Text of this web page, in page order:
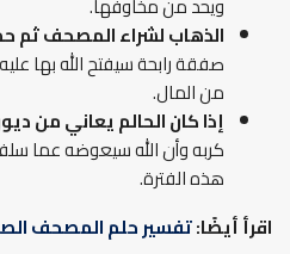
ويحد من مخاوفها.
الذهاب لشراء المصحف ثم
صفقة رابحة سيفتح الله بها
من المال.
إذا كان الحالم يعاني من
كربه وأن الله سيعوضه عما
هذه الفترة.
اقرأ أيضًا:تفسير حلم المصحف